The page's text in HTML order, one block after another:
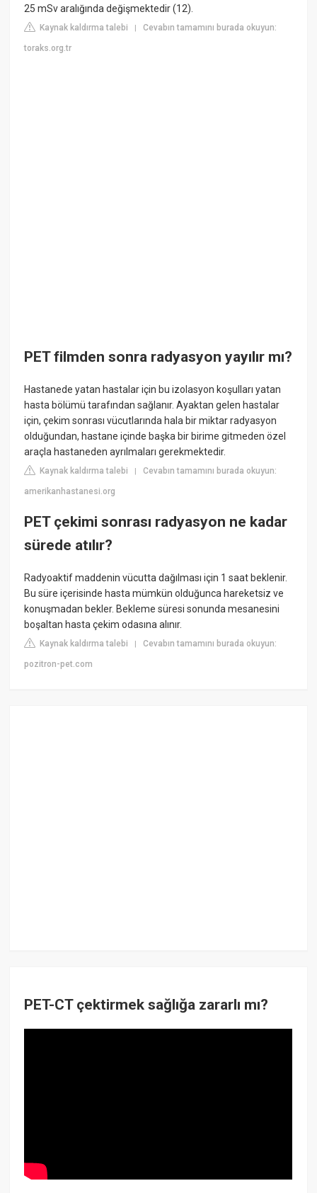
25 mSv aralığında değişmektedir (12).
Kaynak kaldırma talebi |Cevabın tamamını burada okuyun:
toraks.org.tr
PET filmden sonra radyasyon yayılır mı?
Hastanede yatan hastalar için bu izolasyon koşulları yatan
hasta bölümü tarafından sağlanır. Ayaktan gelen hastalar
için, çekim sonrası vücutlarında hala bir miktar radyasyon
olduğundan, hastane içinde başka bir birime gitmeden özel
araçla hastaneden ayrılmaları gerekmektedir.
Kaynak kaldırma talebi |Cevabın tamamını burada okuyun:
amerikanhastanesi.org
PET çekimi sonrası radyasyon ne kadar
sürede atılır?
Radyoaktif maddenin vücutta dağılması için 1 saat beklenir.
Bu süre içerisinde hasta mümkün olduğunca hareketsiz ve
konuşmadan bekler. Bekleme süresi sonunda mesanesini
boşaltan hasta çekim odasına alınır.
Kaynak kaldırma talebi |Cevabın tamamını burada okuyun:
pozitron-pet.com
PET-CT çektirmek sağlığa zararlı mı?